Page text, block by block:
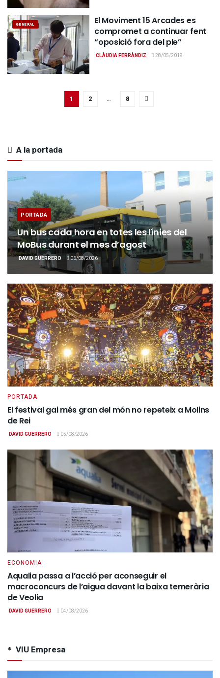
GENERAL
El Moviment 15 Arcades es
compromet a continuar fent
“oposició fora del ple”
CLÀUDIA FERRÀNDIZ 28/05/2019
1 2 … 8
A la portada
PORTADA
Un bus cada hora en totes les línies del
MoBus durant el mes d’agost
DAVID GUERRERO 06/08/2026
PORTADA
El festival gai més gran del món no repeteix a Molins
de Rei
DAVID GUERRERO 05/08/2026
ECONOMIA
Aqualia passa a l’acció per aconseguir el
macroconcurs de l’aigua davant la baixa temerària
de Veolia
DAVID GUERRERO 04/08/2026
VIU Empresa